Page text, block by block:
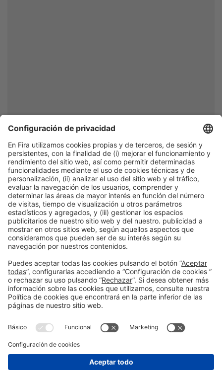
Maria Jou
Responsable de depuración
Aigües de Manresa
Organizadores
#EXPOQUIMIA2026
en las redes sociales